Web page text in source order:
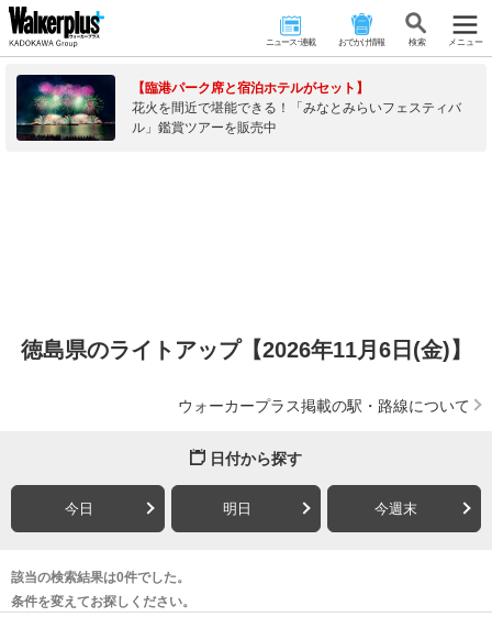
ニュース･連載 おでかけ情報 検 索 メニュー
【臨港パーク席と宿泊ホテルがセット】
花火を間近で堪能できる！「みなとみらいフェスティバ
ル」鑑賞ツアーを販売中
徳島県のライトアップ【2026年11月6日(金)】
ウォーカープラス掲載の駅・路線について
日付から探す
今日 明日 今週末
該当の検索結果は0件でした。
条件を変えてお探しください。